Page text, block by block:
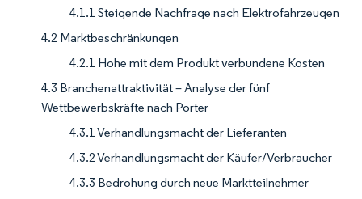
4.1.1 Steigende Nachfrage nach Elektrofahrzeugen
4.2 Marktbeschränkungen
4.2.1 Hohe mit dem Produkt verbundene Kosten
4.3 Branchenattraktivität – Analyse der fünf
Wettbewerbskräfte nach Porter
4.3.1 Verhandlungsmacht der Lieferanten
4.3.2 Verhandlungsmacht der Käufer/Verbraucher
4.3.3 Bedrohung durch neue Marktteilnehmer